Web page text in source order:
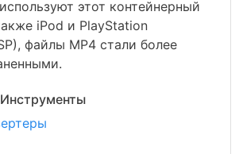
этот контейнерный
iPod и PlayStation
файлы MP4 стали более